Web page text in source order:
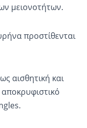
μειονοτήτων.
προστίθενται
αισθητική και